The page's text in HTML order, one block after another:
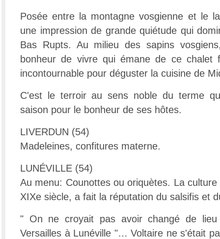
Posée entre la montagne vosgienne et le
une impression de grande quiétude qui
Bas Rupts. Au milieu des sapins
bonheur de vivre qui émane de ce chalet
incontournable pour déguster la cuisine de
C'est le terroir au sens noble du terme
saison pour le bonheur de ses hôtes.
LIVERDUN (54)
Madeleines, confitures materne.
LUNÉVILLE (54)
Au menu: Counottes ou oriquètes. La
XIXe siècle, a fait la réputation du salsifis et
" On ne croyait pas avoir changé de
Versailles à Lunéville "… Voltaire ne s'était